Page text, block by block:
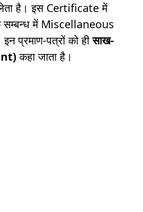
है। इस Certificate में
में Miscellaneous
प्रमाण-पत्रों को हीसाख-
कहा जाता है।